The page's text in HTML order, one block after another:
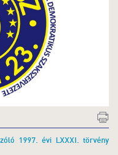
1997. évi LXXXI. törvény